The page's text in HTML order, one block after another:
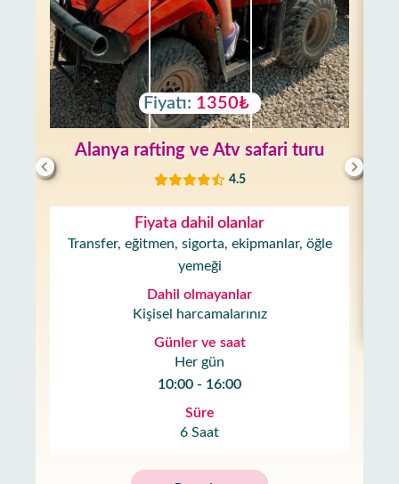
Fiyatı: 1350₺
Alanya rafting ve Atv safari turu
4.5
Fiyata dahil olanlar
Transfer, eğitmen, sigorta, ekipmanlar, öğle
yemeği
Dahil olmayanlar
Kişisel harcamalarınız
Günler ve saat
Her gün
10:00 - 16:00
Süre
6 Saat